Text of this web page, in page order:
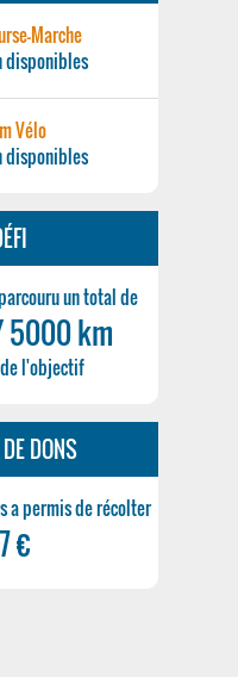
Marche
disponibles
Vélo
disponibles
un total de
km
l'objectif
DONS
a permis de récolter
€